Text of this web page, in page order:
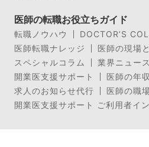
医師の転職お役立ちガイド
転職ノウハウ
DOCTOR’S
医師転職ナレッジ
医師の現場
スペシャルコラム
業界ニュース
開業医支援サポート
医師の年
求人のお知らせ代行
医師の職
開業医支援サポート ご利用者イ